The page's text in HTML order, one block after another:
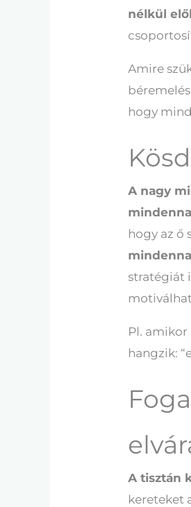
nélkül
Amire
hogy
A nagy
hogy az ő
stratégiát
Pl.
hangzik:
A tisztán
kereteket